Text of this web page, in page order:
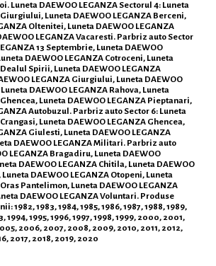
Luneta DAEWOO LEGANZA Sectorul 4: Luneta
Giurgiului, Luneta DAEWOO LEGANZA Berceni,
Oltenitei, Luneta DAEWOO LEGANZA
LEGANZA Vacaresti. Parbriz auto Sector
13 Septembrie, Luneta DAEWOO
DAEWOO LEGANZA Cotroceni, Luneta
Spirii, Luneta DAEWOO LEGANZA
LEGANZA Giurgiului, Luneta DAEWOO
DAEWOO LEGANZA Rahova, Luneta
Luneta DAEWOO LEGANZA Pieptanari,
Autobuzul. Parbriz auto Sector 6: Luneta
Luneta DAEWOO LEGANZA Ghencea,
Giulesti, Luneta DAEWOO LEGANZA
DAEWOO LEGANZA Militari. Parbriz auto
LEGANZA Bragadiru, Luneta DAEWOO
DAEWOO LEGANZA Chitila, Luneta DAEWOO
DAEWOO LEGANZA Otopeni, Luneta
Pantelimon, Luneta DAEWOO LEGANZA
DAEWOO LEGANZA Voluntari. Produse
1982, 1983, 1984, 1985, 1986, 1987, 1988, 1989,
1994, 1995, 1996, 1997, 1998, 1999, 2000, 2001,
2006, 2007, 2008, 2009, 2010, 2011, 2012,
2017, 2018, 2019, 2020